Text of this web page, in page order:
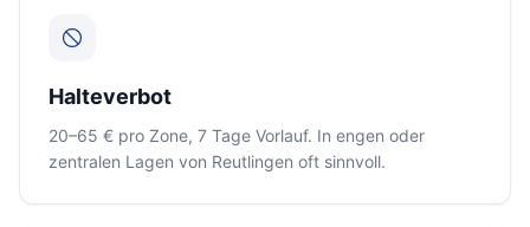
Halteverbot
20–65 € pro Zone, 7 Tage Vorlauf. In engen oder
zentralen Lagen von Reutlingen oft sinnvoll.